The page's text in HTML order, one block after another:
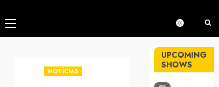
Menú
principal
NOTÍCIAS
UPCOMING
SHOWS